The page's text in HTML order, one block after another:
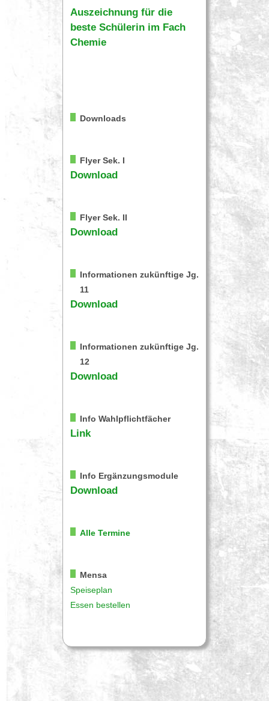
Auszeichnung für die
beste Schülerin im Fach
Chemie
Downloads
Flyer Sek. I
Download
Flyer Sek. II
Download
Informationen zukünftige Jg.
11
Download
Informationen zukünftige Jg.
12
Download
Info Wahlpflichtfächer
Link
Info Ergänzungsmodule
Download
Alle Termine
Mensa
Speiseplan
Essen bestellen